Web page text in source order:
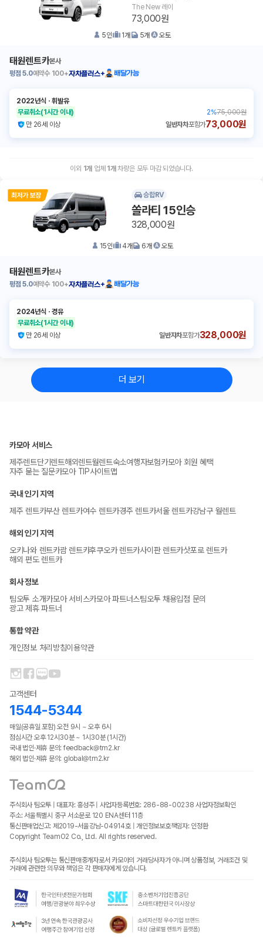
The New 레이
73,000원
5인 1개 5개 오토
태원렌트카본사
평점 5.0예약수 100+자차플러스+ 배달가능
2022년식 ㆍ휘발유
무료취소(1시간 이내) 2%75,000원
만 26세 이상
일반자차포함가73,000원
이외 1개 업체 1 개 차량은 모두 마감 되었습니다.
승합RV
쏠라티 15인승
328,000원
15인 4개 6개 오토
태원렌트카본사
평점 5.0예약수 100+자차플러스+ 배달가능
2024년식 ㆍ경유
무료취소(1시간 이내)
만 26세 이상
일반자차포함가328,000원
더 보기
카모아 서비스
제주렌트단기렌트해외렌트월렌트숙소여행자보험카모아 회원 혜택
자주 묻는 질문카모아 TIP사이트맵
국내 인기 지역
제주 렌트카부산 렌트카여수 렌트카경주 렌트카서울 렌트카강남구 월렌트
해외 인기 지역
오키나와 렌트카괌 렌트카후쿠오카 렌트카사이판 렌트카삿포로 렌트카
해외 편도 렌트카
회사 정보
팀오투 소개카모아 서비스카모아 파트너스팀오투 채용입점 문의
광고 제휴 파트너
통합 약관
개인정보 처리방침이용약관
고객센터
1544-5344
매일(공휴일 포함) 오전 9시 ~ 오후 6시
점심시간 오후 12시30분 ~ 1시30분 (1시간)
국내 법인·제휴 문의: feedback@tm2.kr
해외 법인·제휴 문의: global@tm2.kr
주식회사 팀오투 | 대표자: 홍성주 | 사업자등록번호: 286-88-00238 사업자정보확인
주소: 서울특별시 중구 서소문로 120 ENA센터 11층
통신판매업신고: 제2019-서울강남-04914호 | 개인정보보호책임자: 인정환
Copyright TeamO2 Co., Ltd. All rights reserved.
주식회사 팀오투는 통신판매중개자로서 카모아의 거래당사자가 아니며 상품정보, 거래조건 및
거래에 관련한 의무와 책임은 각 판매자에게 있습니다.